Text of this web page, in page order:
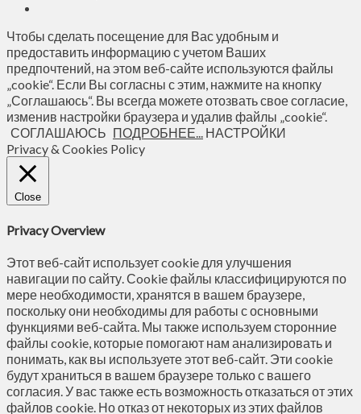
Чтобы сделать посещение для Вас удобным и
предоставить информацию с учетом Ваших
предпочтений, на этом веб-сайте используются файлы
„cookie“. Если Вы согласны с этим, нажмите на кнопку
„Соглашаюсь“. Вы всегда можете отозвать свое согласие,
изменив настройки браузера и удалив файлы „cookie“.
СОГЛАШАЮСЬ ПОДРОБНЕЕ...
НАСТРОЙКИ
Privacy & Cookies Policy
Close
Privacy Overview
Этот веб-сайт использует cookie для улучшения
навигации по сайту. Сookie файлы классифицируются по
мере необходимости, хранятся в вашем браузере,
поскольку они необходимы для работы с основными
функциями веб-сайта. Мы также используем сторонние
файлы cookie, которые помогают нам анализировать и
понимать, как вы используете этот веб-сайт. Эти cookie
будут храниться в вашем браузере только с вашего
согласия. У вас также есть возможность отказаться от этих
файлов cookie. Но отказ от некоторых из этих файлов